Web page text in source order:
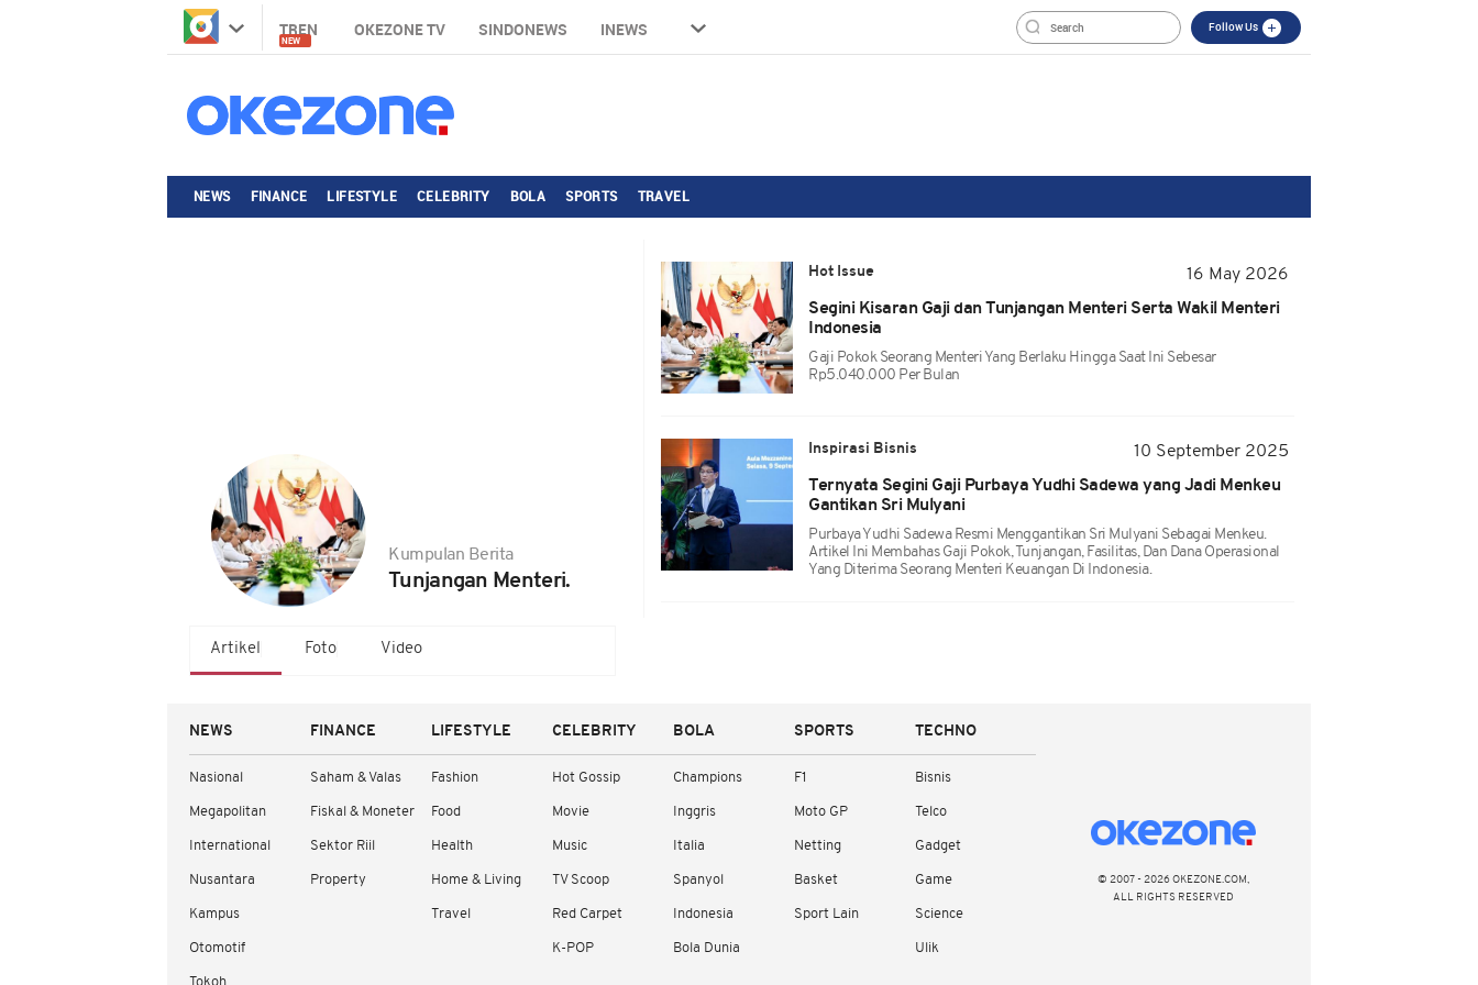
TREN
NEW
OKEZONE TV SINDONEWS INEWS Follow Us
NEWS FINANCE LIFESTYLE CELEBRITY BOLA SPORTS TRAVEL
Kumpulan Berita
Tunjangan Menteri.
Artikel Foto Video
Hot Issue
16 May 2026
Segini Kisaran Gaji dan Tunjangan Menteri Serta Wakil Menteri
Indonesia
Gaji Pokok Seorang Menteri Yang Berlaku Hingga Saat Ini Sebesar
Rp5.040.000 Per Bulan
Inspirasi Bisnis
10 September 2025
Ternyata Segini Gaji Purbaya Yudhi Sadewa yang Jadi Menkeu
Gantikan Sri Mulyani
Purbaya Yudhi Sadewa Resmi Menggantikan Sri Mulyani Sebagai Menkeu.
Artikel Ini Membahas Gaji Pokok, Tunjangan, Fasilitas, Dan Dana Operasional
Yang Diterima Seorang Menteri Keuangan Di Indonesia.
NEWS
Nasional
Megapolitan
International
Nusantara
Kampus
Otomotif
FINANCE
Saham & Valas
Fiskal & Moneter
Sektor Riil
Property
LIFESTYLE
Fashion
Food
Health
Home & Living
Travel
CELEBRITY
Hot Gossip
Movie
Music
TV Scoop
Red Carpet
K-POP
BOLA
Champions
Inggris
Italia
Spanyol
Indonesia
Bola Dunia
SPORTS
F1
Moto GP
Netting
Basket
Sport Lain
TECHNO
Bisnis
Telco
Gadget
Game
Science
Ulik
© 2007 - 2026 OKEZONE.COM,
ALL RIGHTS RESERVED